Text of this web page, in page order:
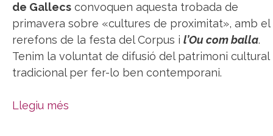
de Gallecs convoquen aquesta trobada de
primavera sobre «cultures de proximitat», amb el
rerefons de la festa del Corpus i l’Ou com balla.
Tenim la voluntat de difusió del patrimoni cultural
tradicional per fer-lo ben contemporani.
Llegiu més